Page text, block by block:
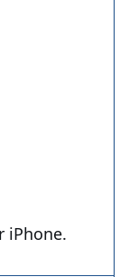
iPhone.